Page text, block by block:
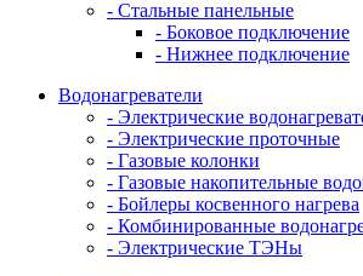
- Стальные панельные
- Боковое подключение
- Нижнее подключение
Водонагреватели
- Электрические
- Электрические проточные
- Газовые колонки
- Газовые накопительные
- Бойлеры косвенного нагрева
- Комбинированные
- Электрические ТЭНы